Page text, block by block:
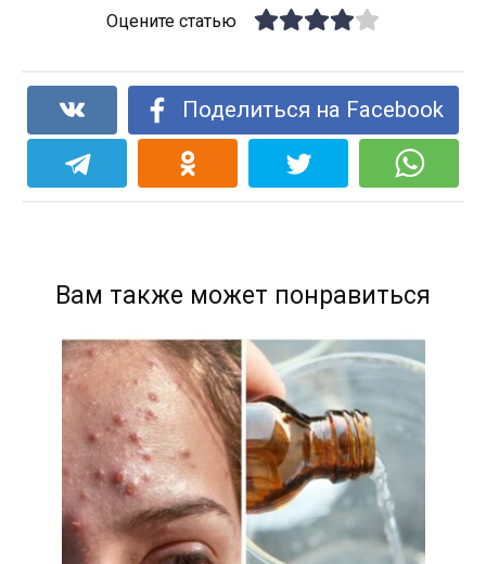
Оцените статью
Поделиться на Facebook
Вам также может понравиться